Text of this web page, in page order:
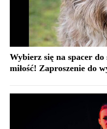
Wybierz się na spacer
miłość! Zaproszenie do